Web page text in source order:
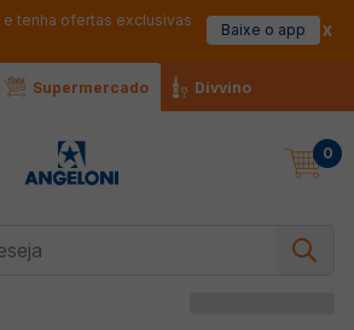
e tenha ofertas exclusivas
Baixe o app
Supermercado Divvino
0